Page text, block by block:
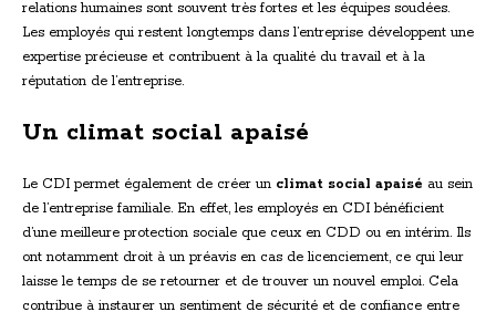
relations humaines sont souvent très fortes et les équipes soudées.
Les employés qui restent longtemps dans l’entreprise développent une
expertise précieuse et contribuent à la qualité du travail et à la
réputation de l’entreprise.
Un climat social apaisé
Le CDI permet également de créer un climat social apaisé au sein
de l’entreprise familiale. En effet, les employés en CDI bénéficient
d’une meilleure protection sociale que ceux en CDD ou en intérim. Ils
ont notamment droit à un préavis en cas de licenciement, ce qui leur
laisse le temps de se retourner et de trouver un nouvel emploi. Cela
contribue à instaurer un sentiment de sécurité et de confiance entre